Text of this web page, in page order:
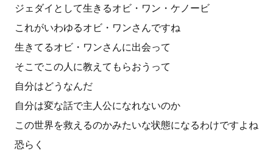
ジェダイとして生きるオビ・ワン・ケノービ
これがいわゆるオビ・ワンさんですね
生きてるオビ・ワンさんに出会って
そこでこの人に教えてもらおうって
自分はどうなんだ
自分は変な話で主人公になれないのか
この世界を救えるのかみたいな状態になるわけですよね
恐らく